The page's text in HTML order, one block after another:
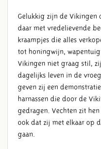
Gelukkig zijn de Vikingen
daar met vredelievende
kraampjes die alles
tot honingwijn,
Vikingen niet graag stil,
dagelijks leven in de
geven zij een
harnassen die door de
gedragen. Vechten zit
ook dat zij met elkaar op
gaan.